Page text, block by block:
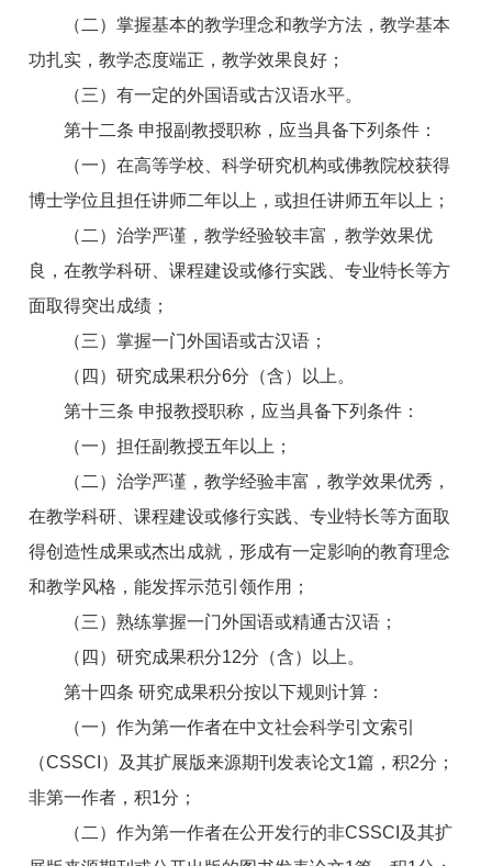
（二）掌握基本的教学理念和教学方法，教学基本
功扎实，教学态度端正，教学效果良好；
（三）有一定的外国语或古汉语水平。
第十二条 申报副教授职称，应当具备下列条件：
（一）在高等学校、科学研究机构或佛教院校获得
博士学位且担任讲师二年以上，或担任讲师五年以上；
（二）治学严谨，教学经验较丰富，教学效果优
良，在教学科研、课程建设或修行实践、专业特长等方
面取得突出成绩；
（三）掌握一门外国语或古汉语；
（四）研究成果积分6分（含）以上。
第十三条 申报教授职称，应当具备下列条件：
（一）担任副教授五年以上；
（二）治学严谨，教学经验丰富，教学效果优秀，
在教学科研、课程建设或修行实践、专业特长等方面取
得创造性成果或杰出成就，形成有一定影响的教育理念
和教学风格，能发挥示范引领作用；
（三）熟练掌握一门外国语或精通古汉语；
（四）研究成果积分12分（含）以上。
第十四条 研究成果积分按以下规则计算：
（一）作为第一作者在中文社会科学引文索引
（CSSCI）及其扩展版来源期刊发表论文1篇，积2分；
非第一作者，积1分；
（二）作为第一作者在公开发行的非CSSCI及其扩